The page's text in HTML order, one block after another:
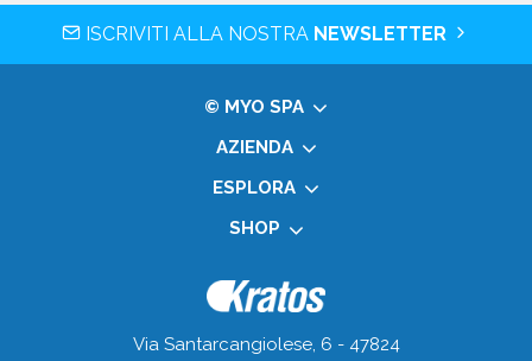
ISCRIVITI ALLA NOSTRA NEWSLETTER
© MYO SPA
AZIENDA
ESPLORA
SHOP
Via Santarcangiolese, 6 - 47824